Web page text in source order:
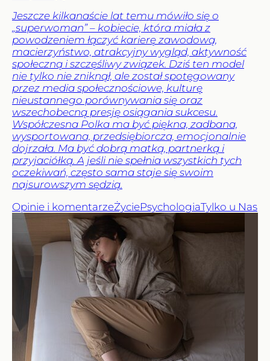
Jeszcze kilkanaście lat temu mówiło się o
„superwoman” – kobiecie, która miała z
powodzeniem łączyć karierę zawodową,
macierzyństwo, atrakcyjny wygląd, aktywność
społeczną i szczęśliwy związek. Dziś ten model
nie tylko nie zniknął, ale został spotęgowany
przez media społecznościowe, kulturę
nieustannego porównywania się oraz
wszechobecną presję osiągania sukcesu.
Współczesna Polka ma być piękna, zadbana,
wysportowana, przedsiębiorcza, emocjonalnie
dojrzała. Ma być dobrą matką, partnerką i
przyjaciółką. A jeśli nie spełnia wszystkich tych
oczekiwań, często sama staje się swoim
najsurowszym sędzią.
Opinie i komentarzeŻyciePsychologiaTylko u Nas